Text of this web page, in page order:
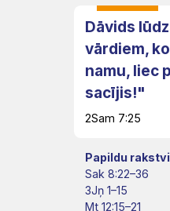
personāls
Pārvalde
LELB
Kontakti
draudzi
Garīgais
atbalsts
un
Video
un
Dāvids
vārdiem,
namu, liec
sacījis!"
2Sam 7:25
Papildu
Sak 8:22–36
3Jņ 1–15
Mt 12:15–21